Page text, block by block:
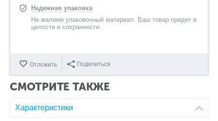
Надежная упаковка
Не жалеем упаковочный материал. Ваш товар придет в
целости и сохранности.
Отложить Поделиться
СМОТРИТЕ ТАКЖЕ
Характеристики